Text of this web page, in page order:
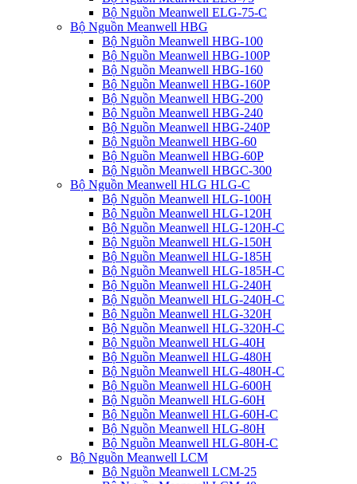
Bộ Nguồn Meanwell ELG-75-C
Bộ Nguồn Meanwell HBG
Bộ Nguồn Meanwell HBG-100
Bộ Nguồn Meanwell HBG-100P
Bộ Nguồn Meanwell HBG-160
Bộ Nguồn Meanwell HBG-160P
Bộ Nguồn Meanwell HBG-200
Bộ Nguồn Meanwell HBG-240
Bộ Nguồn Meanwell HBG-240P
Bộ Nguồn Meanwell HBG-60
Bộ Nguồn Meanwell HBG-60P
Bộ Nguồn Meanwell HBGC-300
Bộ Nguồn Meanwell HLG HLG-C
Bộ Nguồn Meanwell HLG-100H
Bộ Nguồn Meanwell HLG-120H
Bộ Nguồn Meanwell HLG-120H-C
Bộ Nguồn Meanwell HLG-150H
Bộ Nguồn Meanwell HLG-185H
Bộ Nguồn Meanwell HLG-185H-C
Bộ Nguồn Meanwell HLG-240H
Bộ Nguồn Meanwell HLG-240H-C
Bộ Nguồn Meanwell HLG-320H
Bộ Nguồn Meanwell HLG-320H-C
Bộ Nguồn Meanwell HLG-40H
Bộ Nguồn Meanwell HLG-480H
Bộ Nguồn Meanwell HLG-480H-C
Bộ Nguồn Meanwell HLG-600H
Bộ Nguồn Meanwell HLG-60H
Bộ Nguồn Meanwell HLG-60H-C
Bộ Nguồn Meanwell HLG-80H
Bộ Nguồn Meanwell HLG-80H-C
Bộ Nguồn Meanwell LCM
Bộ Nguồn Meanwell LCM-25